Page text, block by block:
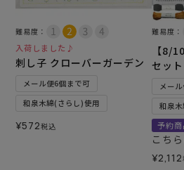
難易度：
入荷しました♪
刺し子 クローバーガーデン
メール便6個まで可
和泉木綿(さらし)使用
¥572税込
難易度：
【8/
セット
メー
和泉
予約商
こち
¥2,112